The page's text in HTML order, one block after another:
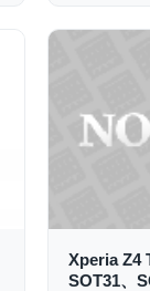
Xperia Z4
SOT31、